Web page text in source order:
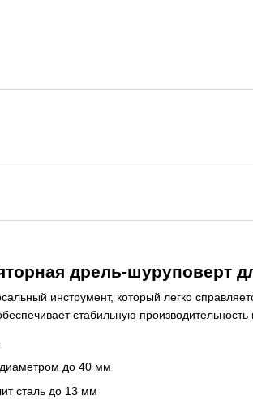
дрель-шуруповерт
инструмент, который легко
стабильную
диаметром до 40 мм
сталь до 13 мм